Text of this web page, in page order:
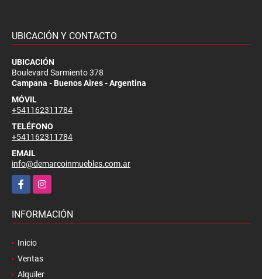
UBICACIÓN Y CONTACTO
UBICACIÓN
Boulevard Sarmiento 378
Campana - Buenos Aires - Argentina
MÓVIL
+541162311784
TELÉFONO
+541162311784
EMAIL
info@demarcoinmuebles.com.ar
FacebookInstagram
INFORMACIÓN
Inicio
Ventas
Alquiler